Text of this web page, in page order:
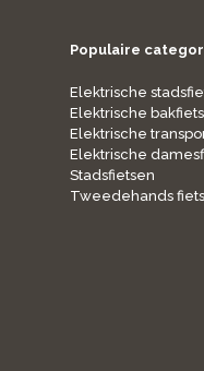
Populaire
Elektrische
Elektrische
Elektrische
Elektrische
Stadsfietsen
Tweedehands